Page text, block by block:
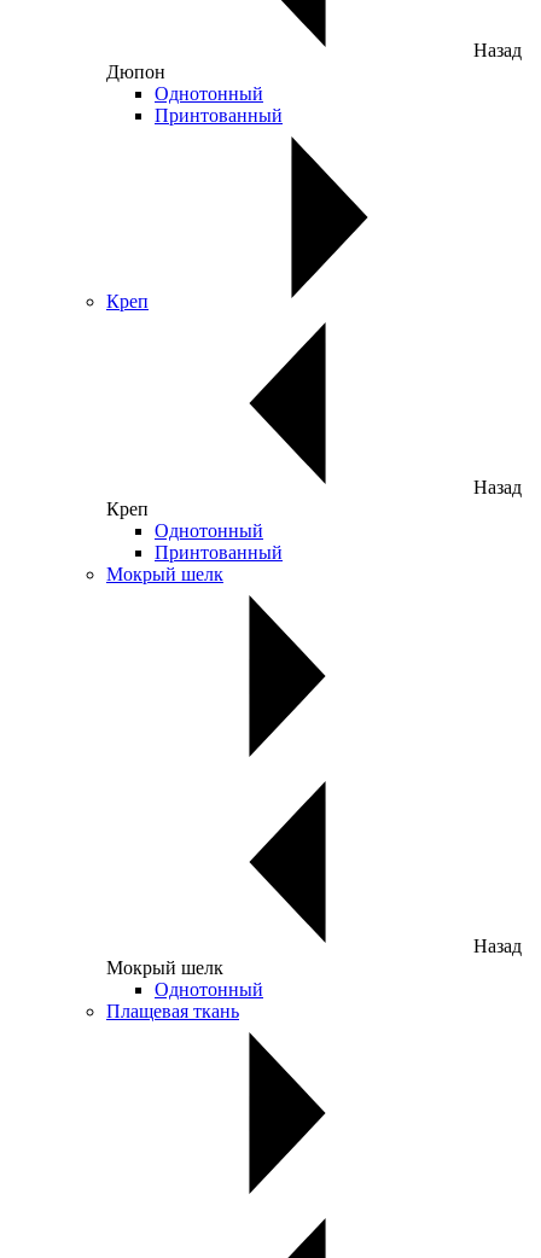
Назад
Дюпон
Однотонный
Принтованный
Креп
Назад
Креп
Однотонный
Принтованный
Мокрый шелк
Назад
Мокрый шелк
Однотонный
Плащевая ткань